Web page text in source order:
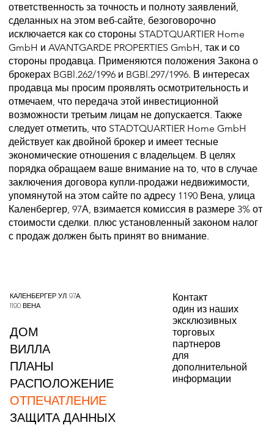
ответственность за точность и полноту заявлений,
сделанных на этом веб-сайте, безоговорочно
исключается как со стороны STADTQUARTIER Home
GmbH и AVANTGARDE PROPERTIES GmbH, так и со
стороны продавца. Применяются положения Закона о
брокерах BGBl.262/1996 и BGBl.297/1996. В интересах
продавца мы просим проявлять осмотрительность и
отмечаем, что передача этой инвестиционной
возможности третьим лицам не допускается. Также
следует отметить, что STADTQUARTIER Home GmbH
действует как двойной брокер и имеет тесные
экономические отношения с владельцем. В целях
порядка обращаем ваше внимание на то, что в случае
заключения договора купли-продажи недвижимости,
упомянутой на этом сайте по адресу 1190 Вена, улица
Каленбергер, 97А, взимается комиссия в размере 3% от
стоимости сделки. плюс установленный законом налог
с продаж должен быть принят во внимание.
КАЛЕНБЕРГЕР УЛ. 97А,
1190 ВЕНА
ДОМ
ВИЛЛА
ПЛАНЫ
РАСПОЛОЖЕНИЕ
ОТПЕЧАТЛЕНИЕ
ЗАЩИТА ДАННЫХ
Контакт
один из наших
эксклюзивных
торговых
партнеров
для
дополнительной
информации